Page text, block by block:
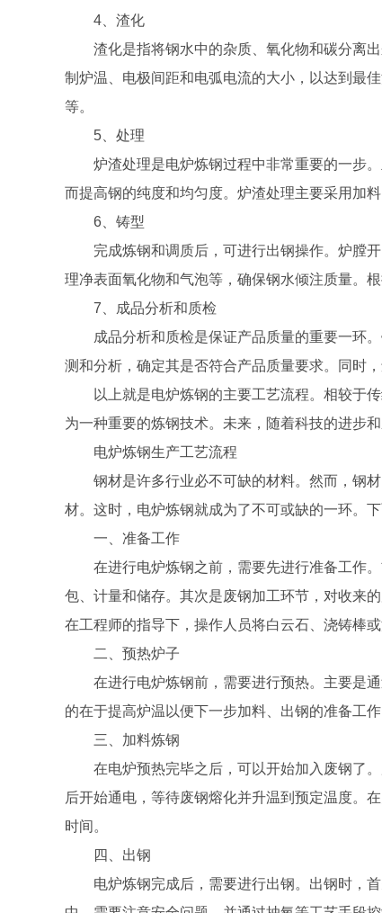
4、渣化
渣化是指将钢水中的杂质、氧化物和碳分离
制炉温、电极间距和电弧电流的大小，以达到最
等。
5、处理
炉渣处理是电炉炼钢过程中非常重要的一步
而提高钢的纯度和均匀度。炉渣处理主要采用加
6、铸型
完成炼钢和调质后，可进行出钢操作。炉膛
理净表面氧化物和气泡等，确保钢水倾注质量。
7、成品分析和质检
成品分析和质检是保证产品质量的重要一环
测和分析，确定其是否符合产品质量要求。同时
以上就是电炉炼钢的主要工艺流程。相较于
为一种重要的炼钢技术。未来，随着科技的进步
电炉炼钢生产工艺流程
钢材是许多行业必不可缺的材料。然而，钢
材。这时，电炉炼钢就成为了不可或缺的一环。
一、准备工作
在进行电炉炼钢之前，需要先进行准备工作
包、计量和储存。其次是废钢加工环节，对收来
在工程师的指导下，操作人员将白云石、浇铸棒
二、预热炉子
在进行电炉炼钢前，需要进行预热。主要是
的在于提高炉温以便下一步加料、出钢的准备工作
三、加料炼钢
在电炉预热完毕之后，可以开始加入废钢了
后开始通电，等待废钢熔化并升温到预定温度。
时间。
四、出钢
电炉炼钢完成后，需要进行出钢。出钢时，